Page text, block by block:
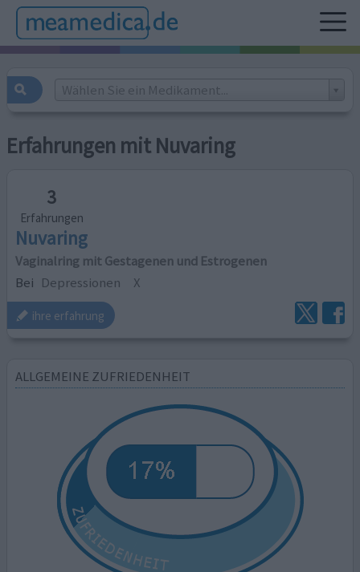
Wählen Sie ein Medikament...
Erfahrungen mit Nuvaring
3
Erfahrungen
Nuvaring
Vaginalring mit Gestagenen und Estrogenen
Bei Depressionen X
ihre erfahrung
ALLGEMEINE ZUFRIEDENHEIT